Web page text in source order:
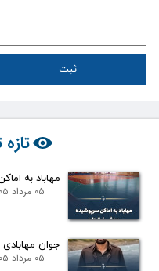
مهاباد به
۰۵ مرداد ۰۵
جوان
۰۵ مرداد ۰۵
ثبت